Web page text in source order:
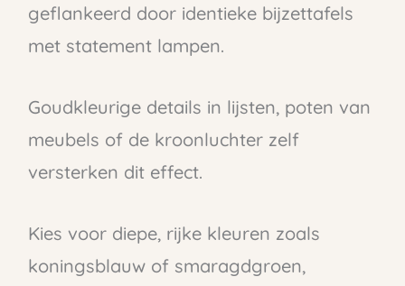
geflankeerd door identieke bijzettafels
met statement lampen.
Goudkleurige details in lijsten, poten van
meubels of de kroonluchter zelf
versterken dit effect.
Kies voor diepe, rijke kleuren zoals
koningsblauw of smaragdgroen,